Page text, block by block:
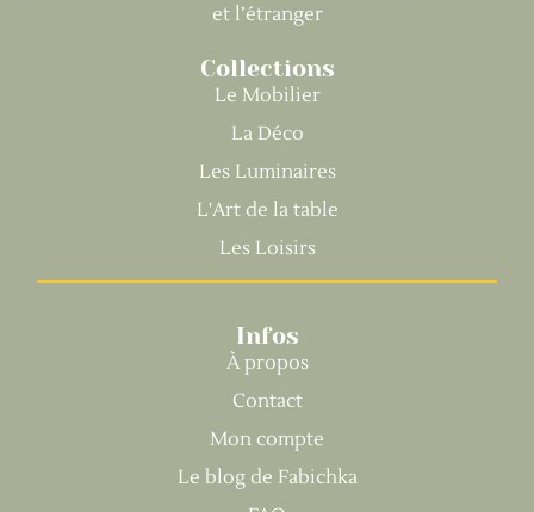
et l’étranger
Collections
Le Mobilier
La Déco
Les Luminaires
L'Art de la table
Les Loisirs
Infos
À propos
Contact
Mon compte
Le blog de Fabichka